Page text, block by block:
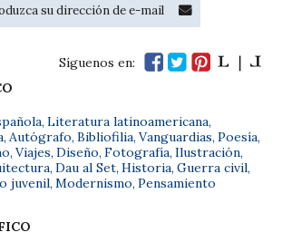
Síguenos en:
, Literatura latinoamericana,
, Autógrafo, Bibliofilia, Vanguardias, Poesía,
, Viajes, Diseño, Fotografía, Ilustración,
, Dau al Set, Historia, Guerra civil,
juvenil, Modernismo, Pensamiento